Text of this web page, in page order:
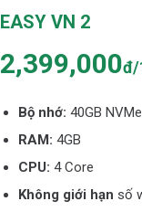
EASY VN 2
2,399,000đ/
Bộ nhớ: 40GB NVMe
RAM: 4GB
CPU: 4 Core
Không giới hạn số